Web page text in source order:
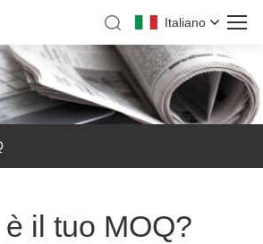
Italiano
il tuo MOQ?